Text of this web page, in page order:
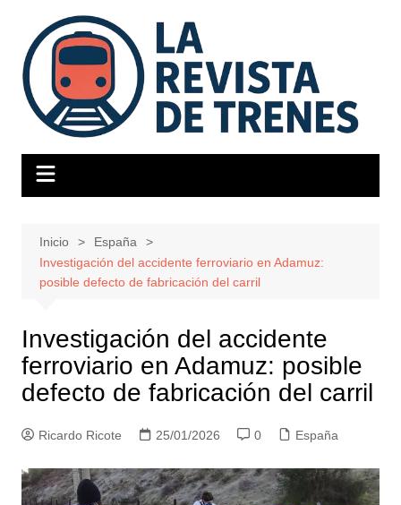
contenido
Inicio
España
Investigación del accidente ferroviario en Adamuz:
posible defecto de fabricación del carril
Investigación del accidente
ferroviario en Adamuz: posible
defecto de fabricación del carril
Ricardo Ricote 25/01/2026 0 España